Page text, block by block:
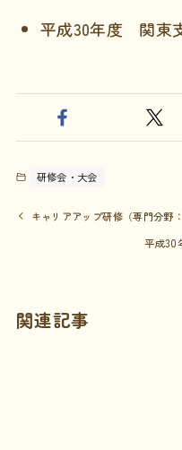
平成30年度 関東
研修会・大会
キャリアアップ研修（専門分野
平成30
関連記事